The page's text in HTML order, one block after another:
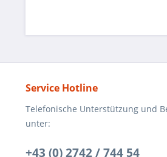
Service Hotline
Telefonische Unterstützung und
unter:
+43 (0) 2742 / 744 54